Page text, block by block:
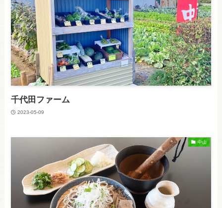
千代田ファーム
2023-05-09
中山